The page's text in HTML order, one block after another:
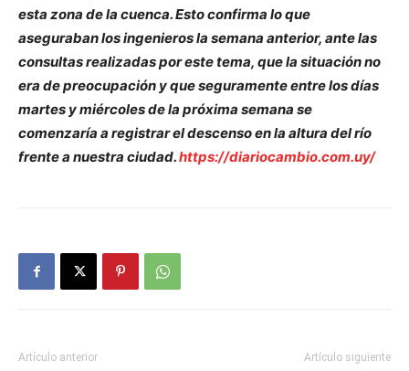
esta zona de la cuenca. Esto confirma lo que
aseguraban los ingenieros la semana anterior, ante las
consultas realizadas por este tema, que la situación no
era de preocupación y que seguramente entre los días
martes y miércoles de la próxima semana se
comenzaría a registrar el descenso en la altura del río
frente a nuestra ciudad.https://diariocambio.com.uy/
Artículo anterior Artículo siguiente